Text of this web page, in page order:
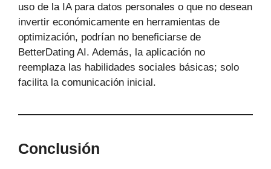
uso de la IA para datos personales o que no desean
invertir económicamente en herramientas de
optimización, podrían no beneficiarse de
BetterDating AI. Además, la aplicación no
reemplaza las habilidades sociales básicas; solo
facilita la comunicación inicial.
Conclusión